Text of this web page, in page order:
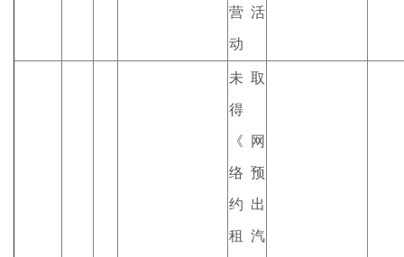
营活
动
未取
得
《网
络预
约出
租汽